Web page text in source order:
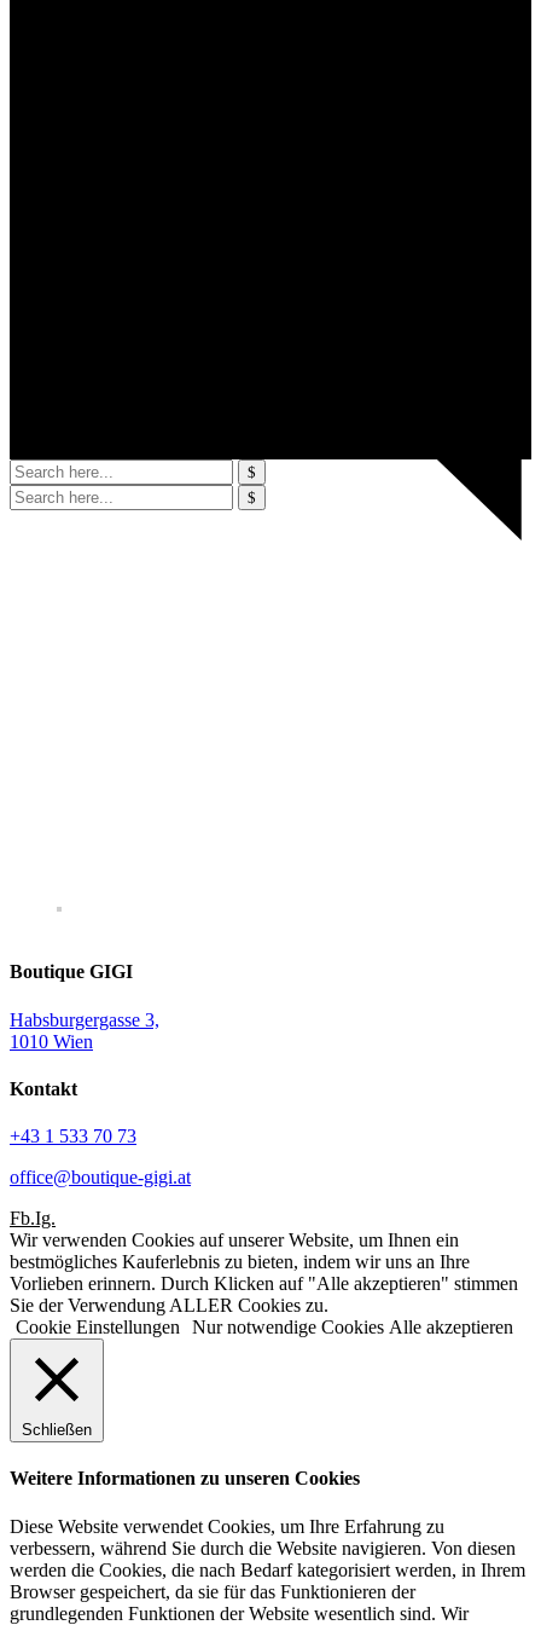
Boutique GIGI
Habsburgergasse 3,
1010 Wien
Kontakt
+43 1 533 70 73
office@boutique-gigi.at
Fb.Ig.
Wir verwenden Cookies auf unserer Website, um Ihnen ein
bestmögliches Kauferlebnis zu bieten, indem wir uns an Ihre
Vorlieben erinnern. Durch Klicken auf "Alle akzeptieren" stimmen
Sie der Verwendung ALLER Cookies zu.
Cookie Einstellungen
Nur notwendige Cookies Alle akzeptieren
Schließen
Weitere Informationen zu unseren Cookies
Diese Website verwendet Cookies, um Ihre Erfahrung zu
verbessern, während Sie durch die Website navigieren. Von diesen
werden die Cookies, die nach Bedarf kategorisiert werden, in Ihrem
Browser gespeichert, da sie für das Funktionieren der
grundlegenden Funktionen der Website wesentlich sind. Wir